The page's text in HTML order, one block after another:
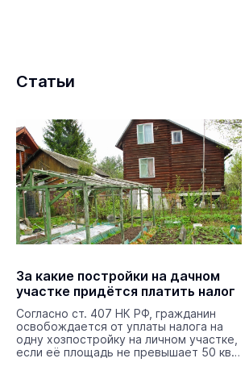
Статьи
За какие постройки на дачном
участке придётся платить налог
Согласно ст. 407 НК РФ, гражданин
освобождается от уплаты налога на
одну хозпостройку на личном участке,
если её площадь не превышает 50 кв.